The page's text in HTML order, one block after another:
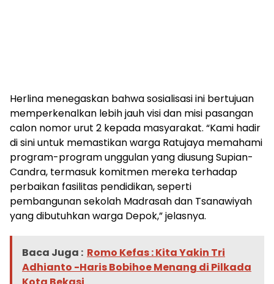
Herlina menegaskan bahwa sosialisasi ini bertujuan
memperkenalkan lebih jauh visi dan misi pasangan
calon nomor urut 2 kepada masyarakat. “Kami hadir
di sini untuk memastikan warga Ratujaya memahami
program-program unggulan yang diusung Supian-
Candra, termasuk komitmen mereka terhadap
perbaikan fasilitas pendidikan, seperti
pembangunan sekolah Madrasah dan Tsanawiyah
yang dibutuhkan warga Depok,” jelasnya.
Baca Juga : Romo Kefas : Kita Yakin Tri
Adhianto -Haris Bobihoe Menang di Pilkada